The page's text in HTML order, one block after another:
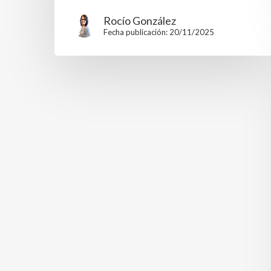
Rocío González
Fecha publicación: 20/11/2025